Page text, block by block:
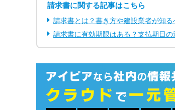
請求書に関する記事はこちら
請求書とは？書き方や建設業者が知
請求書に有効期限はある？支払期日